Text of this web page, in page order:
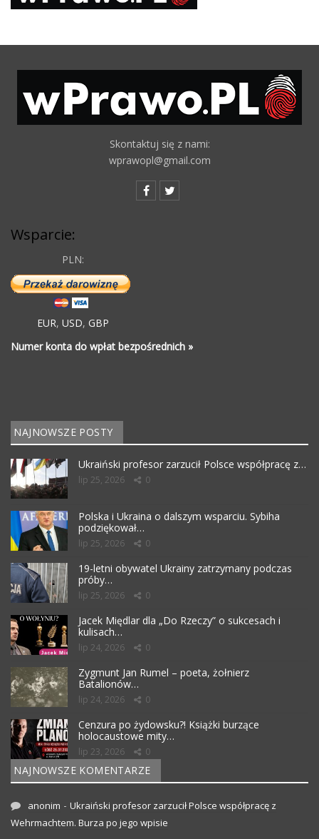
Skontaktuj się z nami:
wprawopl@gmail.com
Wsparcie:
PLN:
EUR, USD, GBP
Numer konta do wpłat bezpośrednich »
NAJNOWSZE POSTY
Ukraiński profesor zarzucił Polsce współpracę z…
lip 25, 2026 0
Polska i Ukraina o dalszym wsparciu. Sybiha
podziękował…
lip 25, 2026 0
19-letni obywatel Ukrainy zatrzymany podczas
próby…
lip 25, 2026 0
Jacek Międlar dla „Do Rzeczy” o sukcesach i
kulisach…
lip 24, 2026 0
Zygmunt Jan Rumel – poeta, żołnierz
Batalionów…
lip 24, 2026 0
Cenzura po żydowsku?! Książki burzące
holocaustowe mity…
lip 23, 2026 0
NAJNOWSZE KOMENTARZE
anonim - Ukraiński profesor zarzucił Polsce współpracę z
Wehrmachtem. Burza po jego wpisie